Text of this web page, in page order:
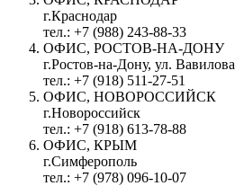
г.Краснодар
тел.: +7 (988) 243-88-33
ОФИС, РОСТОВ-НА-ДОНУ
г.Ростов-на-Дону, ул.
тел.: +7 (918) 511-27-51
ОФИС, НОВОРОССИЙСК
г.Новороссийск
тел.: +7 (918) 613-78-88
ОФИС, КРЫМ
г.Симферополь
тел.: +7 (978) 096-10-07